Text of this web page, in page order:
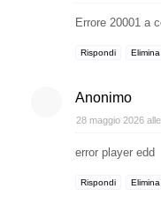
Errore 20001 a
Rispondi Elimina
Anonimo
28 maggio 2026
error player edd
Rispondi Elimina